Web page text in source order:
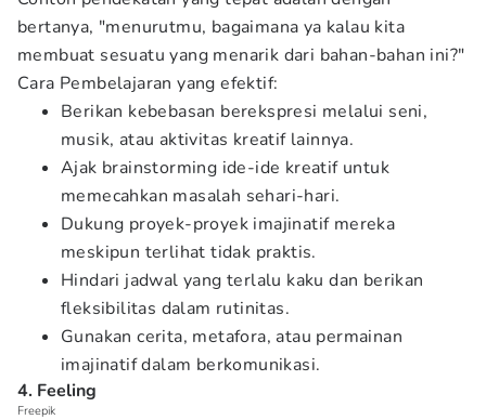
bertanya, "menurutmu, bagaimana ya kalau kita
membuat sesuatu yang menarik dari bahan-bahan ini?"
Cara Pembelajaran yang efektif:
Berikan kebebasan berekspresi melalui seni,
musik, atau aktivitas kreatif lainnya.
Ajak brainstorming ide-ide kreatif untuk
memecahkan masalah sehari-hari.
Dukung proyek-proyek imajinatif mereka
meskipun terlihat tidak praktis.
Hindari jadwal yang terlalu kaku dan berikan
fleksibilitas dalam rutinitas.
Gunakan cerita, metafora, atau permainan
imajinatif dalam berkomunikasi.
4. Feeling
Freepik